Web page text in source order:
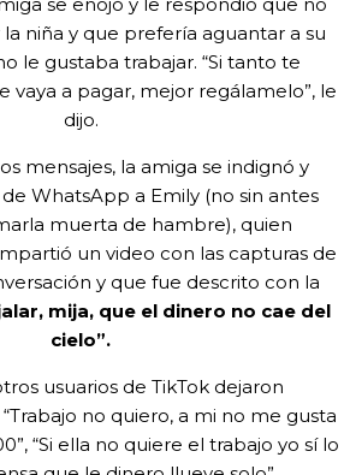
se enojó y le respondió que no
niña y que prefería aguantar a su
le gustaba trabajar. “Si tanto te
vaya a pagar, mejor regálamelo”, le
dijo.
mensajes, la amiga se indignó y
WhatsApp a Emily (no sin antes
muerta de hambre), quien
un video con las capturas de
y que fue descrito con la
mija, que el dinero no cae del
cielo”.
usuarios de TikTok dejaron
no quiero, a mi no me gusta
“Si ella no quiere el trabajo yo sí lo